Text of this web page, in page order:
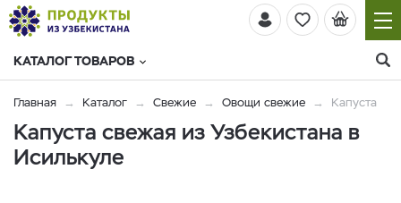
КАТАЛОГ ТОВАРОВ
Главная Каталог Свежие Овощи свежие Капуста
Капуста свежая из Узбекистана в
Исилькуле